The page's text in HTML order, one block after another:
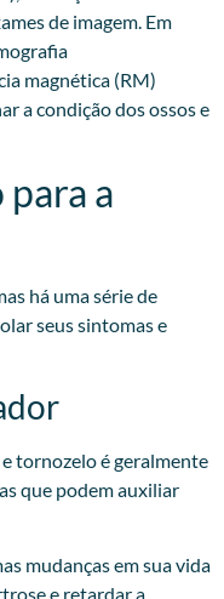
de imagem. Em
magnética (RM)
a condição dos ossos e
a
há uma série de
seus sintomas e
tornozelo é geralmente
que podem auxiliar
mudanças em sua vida
e retardar a